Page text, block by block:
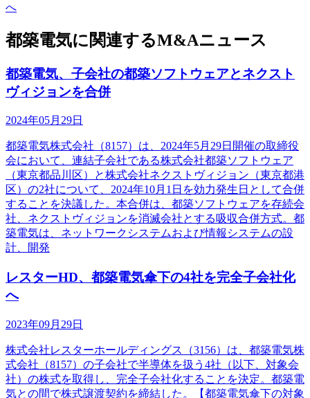
へ
都築電気に関連するM&Aニュース
都築電気、子会社の都築ソフトウェアとネクスト
ヴィジョンを合併
2024年05月29日
都築電気株式会社（8157）は、2024年5月29日開催の取締役
会において、連結子会社である株式会社都築ソフトウェア
（東京都品川区）と株式会社ネクストヴィジョン（東京都港
区）の2社について、2024年10月1日を効力発生日として合併
することを決議した。本合併は、都築ソフトウェアを存続会
社、ネクストヴィジョンを消滅会社とする吸収合併方式。都
築電気は、ネットワークシステムおよび情報システムの設
計、開発
レスターHD、都築電気傘下の4社を完全子会社化
へ
2023年09月29日
株式会社レスターホールディングス（3156）は、都築電気株
式会社（8157）の子会社で半導体を扱う4社（以下、対象会
社）の株式を取得し、完全子会社化することを決定。都築電
気との間で株式譲渡契約を締結した。【都築電気傘下の対象